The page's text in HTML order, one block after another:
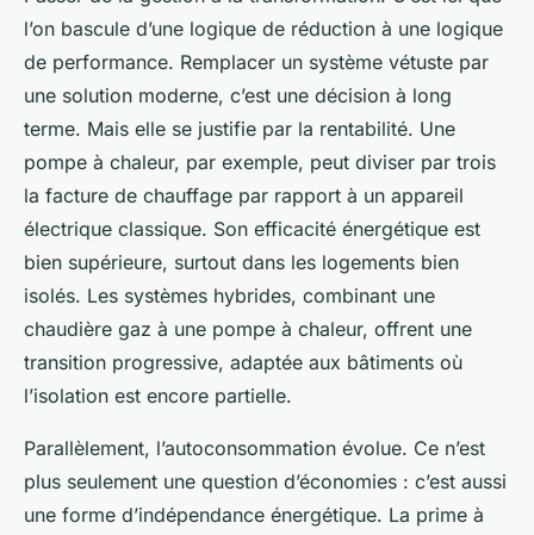
l’on bascule d’une logique de réduction à une logique
de performance. Remplacer un système vétuste par
une solution moderne, c’est une décision à long
terme. Mais elle se justifie par la rentabilité. Une
pompe à chaleur, par exemple, peut diviser par trois
la facture de chauffage par rapport à un appareil
électrique classique. Son efficacité énergétique est
bien supérieure, surtout dans les logements bien
isolés. Les systèmes hybrides, combinant une
chaudière gaz à une pompe à chaleur, offrent une
transition progressive, adaptée aux bâtiments où
l’isolation est encore partielle.
Parallèlement, l’autoconsommation évolue. Ce n’est
plus seulement une question d’économies : c’est aussi
une forme d’indépendance énergétique. La prime à